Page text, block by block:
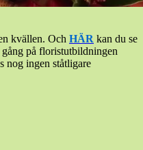
kvällen. Och HÄR kan du se
på floristutbildningen
nog ingen ståtligare